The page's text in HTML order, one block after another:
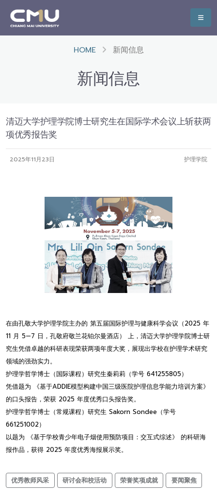
HOME 新闻信息
新闻信息
清迈大学护理学院博士研究生在国际学术会议上斩获两
项优秀报告奖
2025年11月23日 护理学院
在由孔敬大学护理学院主办的 第五届国际护理与健康科学会议（2025 年
11 月 5—7 日，孔敬府敬兰花铂尔曼酒店） 上，清迈大学护理学院博士研
究生凭借卓越的科研表现荣获两项年度大奖，展现出学校在护理学术研究
领域的强劲实力。
护理学哲学博士（国际课程）研究生秦莉莉（学号 641255805）
凭借题为 《基于ADDIE模型构建中国三级医院护理信息学能力培训方案》
的口头报告，荣获 2025 年度优秀口头报告奖。
护理学哲学博士（常规课程）研究生 Sakorn Sondee（学号
661251002）
以题为 《基于学校青少年电子烟使用预防项目：交互式综述》 的科研海
报作品，获得 2025 年度优秀海报展示奖。
优秀教师风采 研讨会和校活动 荣誉奖项成就 要闻聚焦